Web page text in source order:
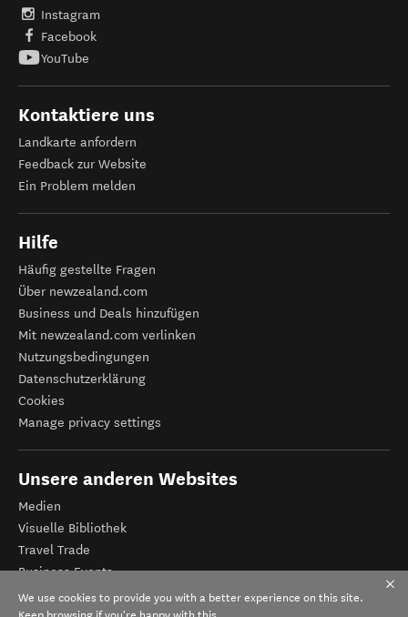
Instagram
Facebook
YouTube
Kontaktiere uns
Landkarte anfordern
Feedback zur Website
Ein Problem melden
Hilfe
Häufig gestellte Fragen
Über newzealand.com
Business und Deals hinzufügen
Mit newzealand.com verlinken
Nutzungsbedingungen
Datenschutzerklärung
Cookies
Manage privacy settings
Unsere anderen Websites
Medien
Visuelle Bibliothek
Travel Trade
Business Events
Tourismus Neuseeland
We use cookies to provide you with a better experience on this site.